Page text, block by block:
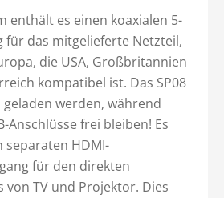
enthält es einen koaxialen 5-
für das mitgelieferte Netzteil,
die USA, Großbritannien
kompatibel ist. Das SP08
geladen werden, während
Anschlüsse frei bleiben! Es
separaten HDMI-
für den direkten
von TV und Projektor. Dies